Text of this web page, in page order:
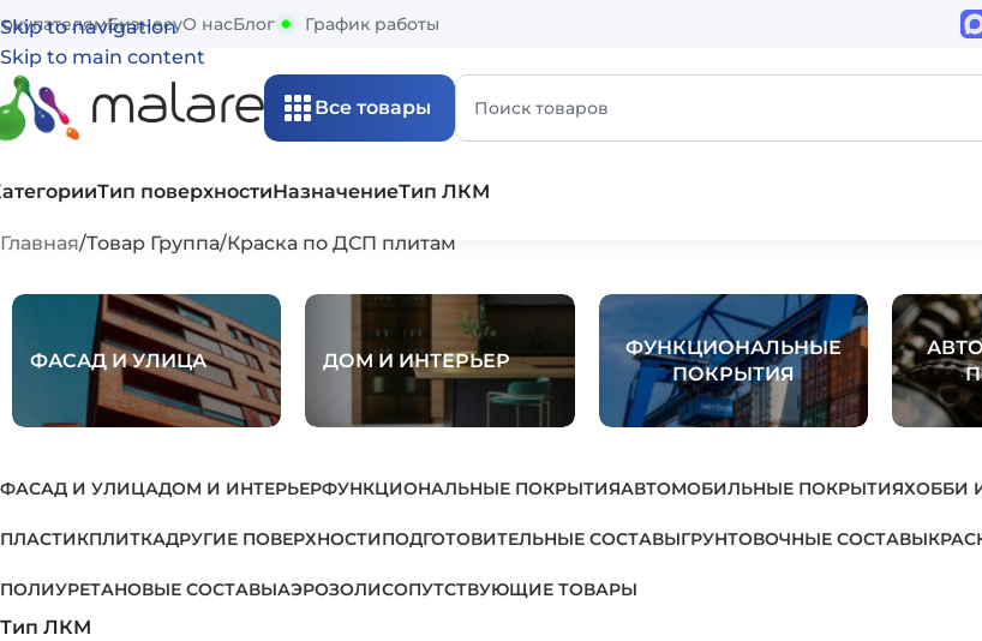
Skip to navigation
Skip to main content
БизнесуО насБлог График работы
Все товары
Тип поверхностиНазначениеТип ЛКМ
Главная Товар Группа Краска по ДСП плитам
ФАСАД И УЛИЦА ДОМ И ИНТЕРЬЕР
ФУНКЦИОНАЛЬНЫЕ
ПОКРЫТИЯ
ФАСАД И УЛИЦАДОМ И ИНТЕРЬЕРФУНКЦИОНАЛЬНЫЕ ПОКРЫТИЯАВТОМОБИЛЬНЫЕ ПОКРЫТИЯХОББИ
ПЛАСТИКПЛИТКАДРУГИЕ ПОВЕРХНОСТИПОДГОТОВИТЕЛЬНЫЕ СОСТАВЫГРУНТОВОЧНЫЕ СОСТАВЫ
ПОЛИУРЕТАНОВЫЕ СОСТАВЫАЭРОЗОЛИСОПУТСТВУЮЩИЕ ТОВАРЫ
Тип ЛКМ